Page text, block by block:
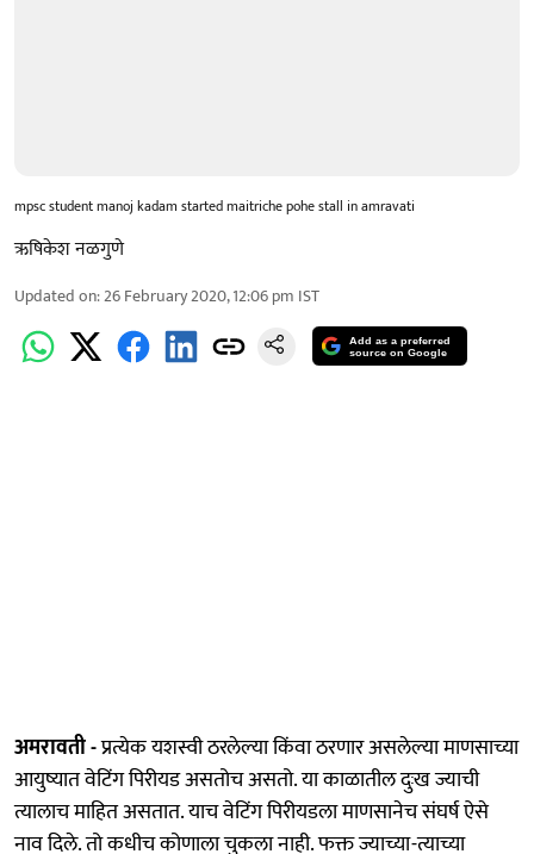
mpsc student manoj kadam started maitriche pohe stall in amravati
ऋषिकेश नळगुणे
Updated on:26 February 2020, 12:06 pm IST
Add as a preferred
source on Google
अमरावती -प्रत्येक यशस्वी ठरलेल्या किंवा ठरणार असलेल्या माणसाच्या
आयुष्यात वेटिंग पिरीयड असतोच असतो. या काळातील दुःख ज्याची
त्यालाच माहित असतात. याच वेटिंग पिरीयडला माणसानेच संघर्ष ऐसे
नाव दिले. तो कधीच कोणाला चुकला नाही. फक्त ज्याच्या-त्याच्या